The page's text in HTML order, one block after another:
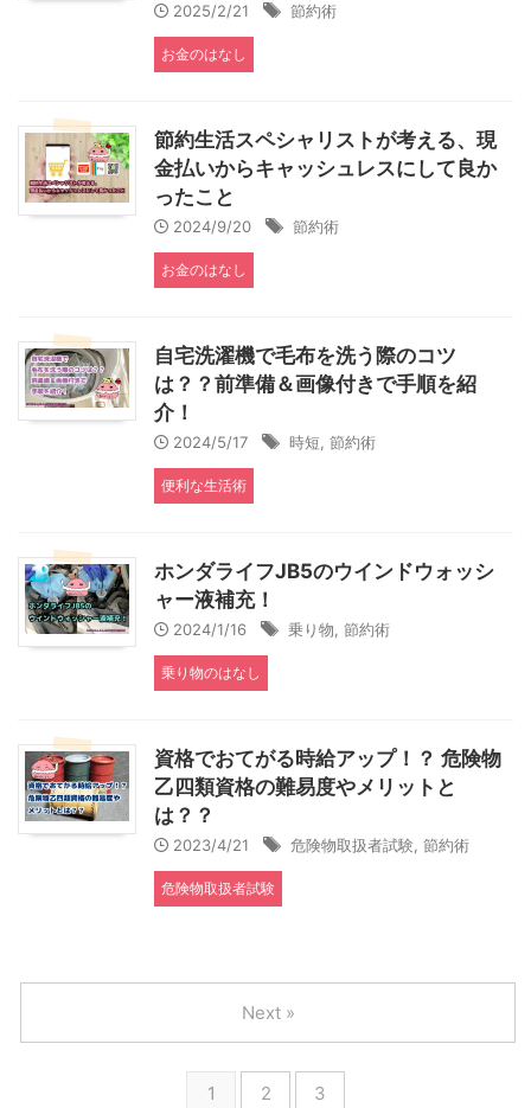
2025/2/21 節約術
お金のはなし
節約生活スペシャリストが考える、現
金払いからキャッシュレスにして良か
ったこと
2024/9/20 節約術
お金のはなし
自宅洗濯機で毛布を洗う際のコツ
は？？前準備＆画像付きで手順を紹
介！
2024/5/17 時短 節約術
便利な生活術
ホンダライフJB5のウインドウォッシ
ャー液補充！
2024/1/16 乗り物 節約術
乗り物のはなし
資格でおてがる時給アップ！？ 危険物
乙四類資格の難易度やメリットと
は？？
2023/4/21 危険物取扱者試験 節約術
危険物取扱者試験
1 2 3
Next »